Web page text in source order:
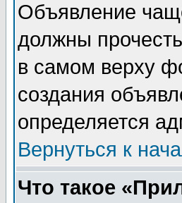
Объявление
должны
в самом верху
создания
определяется
Вернуться к
Что такое